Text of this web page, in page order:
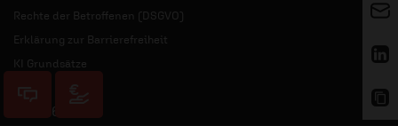
Rechte der Betroffenen (DSGVO)
Erklärung zur Barrierefreiheit
KI Grundsätze
© 2026 ERF